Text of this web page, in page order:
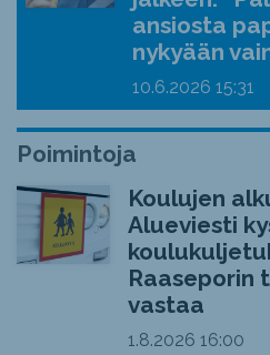
ansiosta
nykyään
10.6.2026 15:31
Poimintoja
Koulujen
Alueviesti
Raaseporin
vastaa
1.8.2026 16:00